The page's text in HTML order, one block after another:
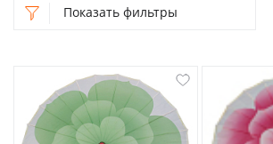
Показать фильтры